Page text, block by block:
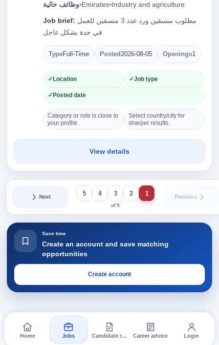
وظائف خالية Emirates Industry and agriculture
Job brief:
في جدة بشكل عاجل
TypeFull-Time Posted2026-08-05 Openings1
Location Job type
Posted date
Category or role is close to
your profile.
Select country/city for
sharper results.
View details
Previous
1
2
3
4
5
of 5
Next
Save time
Create an account and save matching
opportunities
Create account
Home Jobs Candidate requests Career advice Login